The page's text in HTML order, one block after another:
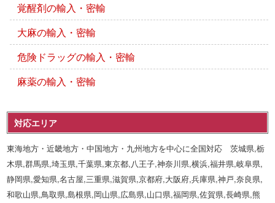
覚醒剤の輸入・密輸
大麻の輸入・密輸
危険ドラッグの輸入・密輸
麻薬の輸入・密輸
対応エリア
東海地方・近畿地方・中国地方・九州地方を中心に全国対応 茨城県,栃
木県,群馬県,埼玉県,千葉県,東京都,八王子,神奈川県,横浜,福井県,岐阜県,
静岡県,愛知県,名古屋,三重県,滋賀県,京都府,大阪府,兵庫県,神戸,奈良県,
和歌山県,鳥取県,島根県,岡山県,広島県,山口県,福岡県,佐賀県,長崎県,熊